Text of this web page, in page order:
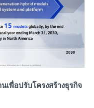
เพื่อปรับโครงสร้างธุรกิจ